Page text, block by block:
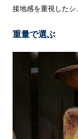
接地感を重視したシ
重量で選ぶ